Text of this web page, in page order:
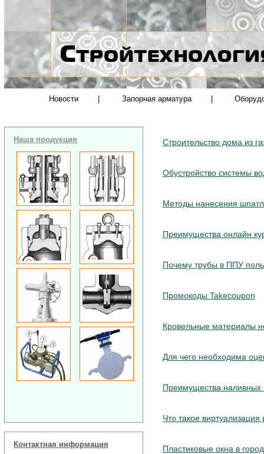
Новости Запорная арматура
Наша продукция
Контактная информация
Строительство дома из
Обустройство системы
Методы нанесения
Преимущества онлайн
Почему трубы в ППУ
Промокоды Takecoupon
Кровельные материалы
Для чего необходима
Преимущества наливных
Что такое
Пластиковые окна в